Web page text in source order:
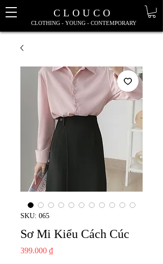
CLOUCO
CLOTHING - YOUNG - CONTEMPORARY
SKU: 065
Sơ Mi Kiểu Cách Cúc
399.000 ₫Giá